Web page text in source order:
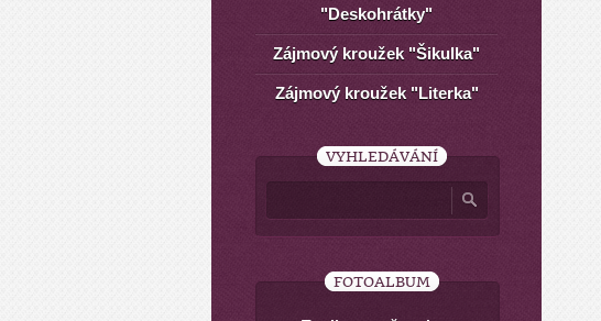
"Deskohrátky"
Zájmový kroužek "Šikulka"
Zájmový kroužek "Literka"
VYHLEDÁVÁNÍ
FOTOALBUM